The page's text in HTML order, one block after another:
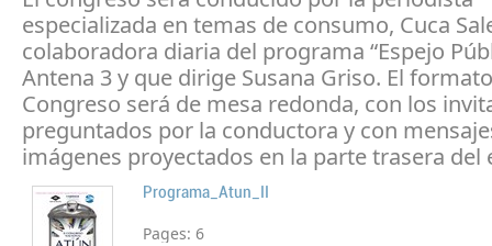
especializada en temas de consumo, Cuca
colaboradora diaria del programa “Espejo
Antena 3 y que dirige Susana Griso. El
Congreso será de mesa redonda, con los
preguntados por la conductora y con
imágenes proyectados en la parte trasera del
Programa_Atun_II
Pages: 6